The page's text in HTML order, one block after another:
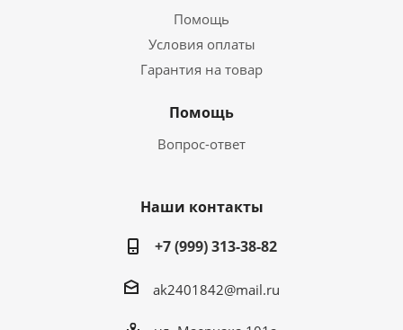
Помощь
Условия оплаты
Гарантия на товар
Помощь
Вопрос-ответ
Наши контакты
+7 (999) 313-38-82
ak2401842@mail.ru